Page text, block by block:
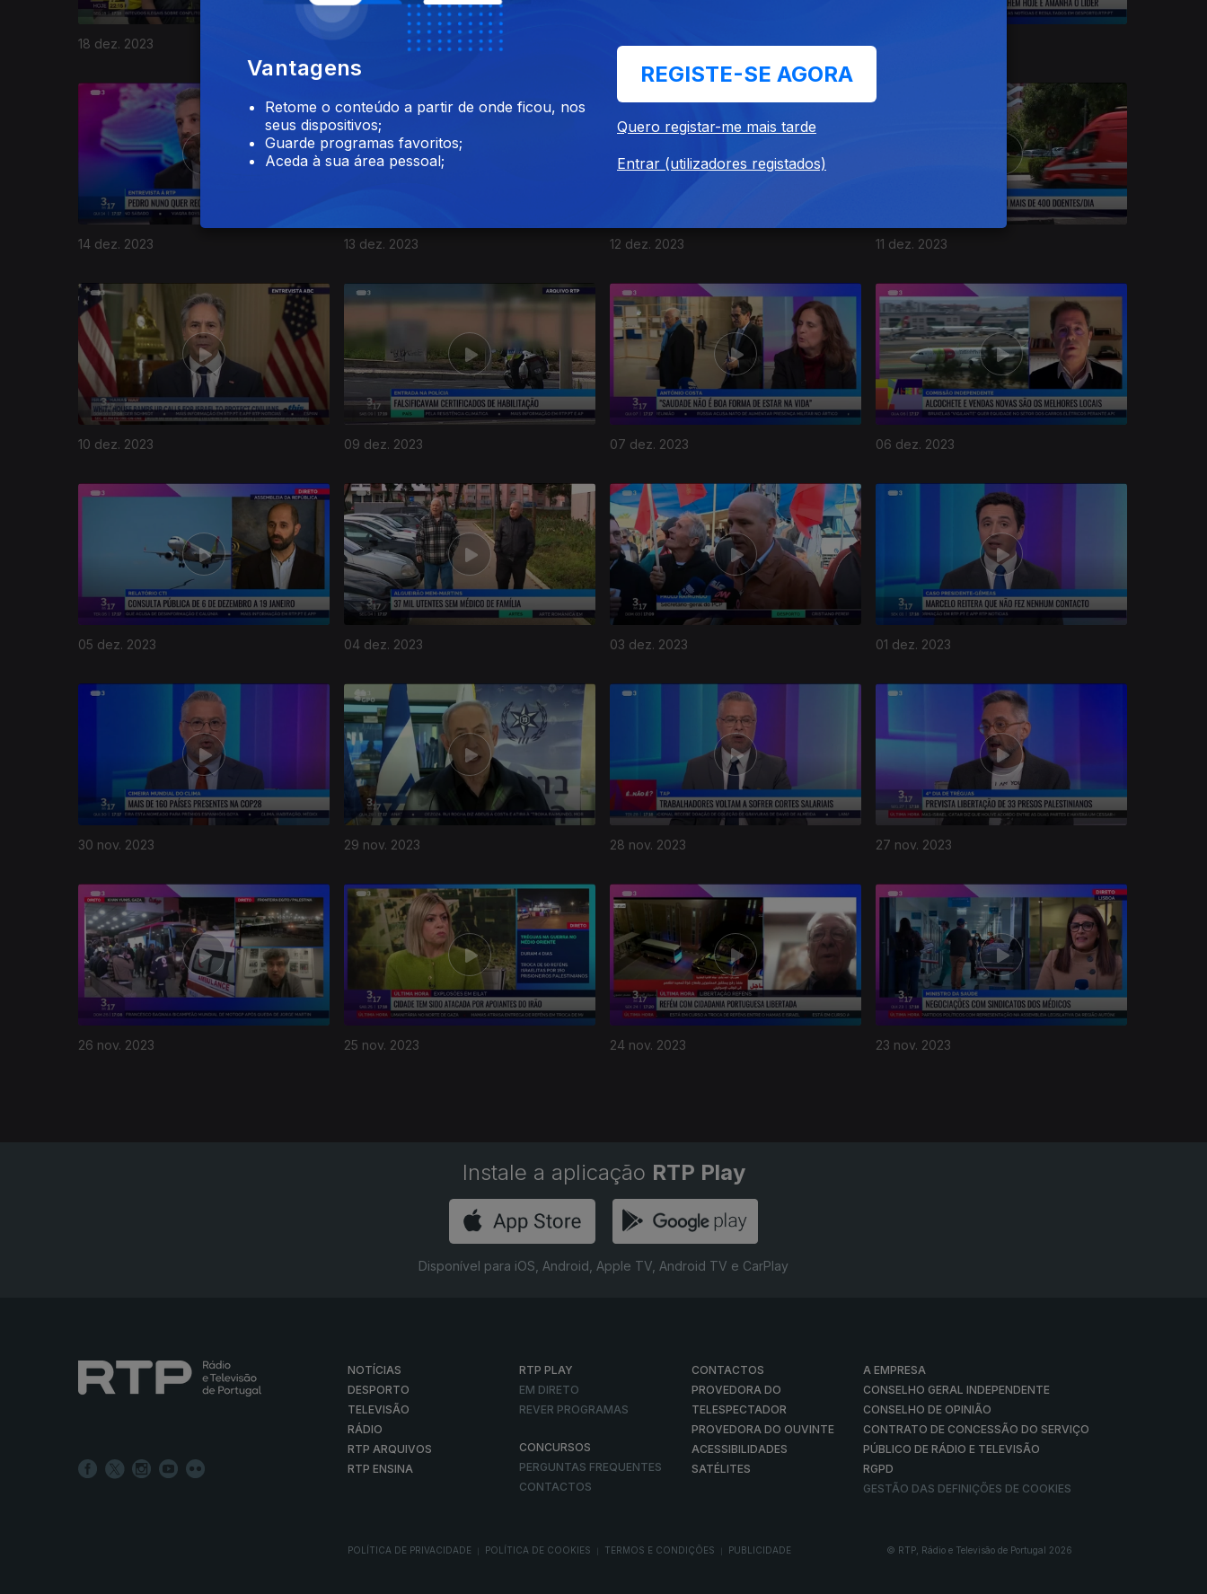
18 dez. 2023 17 dez. 2023 16 dez. 2023
14 dez. 2023 13 dez. 2023 12 dez. 2023 11 dez. 2023
10 dez. 2023 09 dez. 2023 07 dez. 2023 06 dez. 2023
733138
05 dez. 2023 04 dez. 2023 03 dez. 2023 01 dez. 2023
30 nov. 2023 29 nov. 2023 28 nov. 2023 27 nov. 2023
26 nov. 2023 25 nov. 2023 24 nov. 2023 23 nov. 2023
730449
Instale a aplicação RTP Play
Disponível para iOS, Android, Apple TV, Android TV e CarPlay
NOTÍCIAS
DESPORTO
TELEVISÃO
RÁDIO
RTP ARQUIVOS
RTP ENSINA
RTP PLAY
EM DIRETO
REVER PROGRAMAS
CONCURSOS
PERGUNTAS FREQUENTES
CONTACTOS
CONTACTOS
PROVEDORA DO
TELESPECTADOR
PROVEDORA DO OUVINTE
ACESSIBILIDADES
SATÉLITES
A EMPRESA
CONSELHO GERAL INDEPENDENTE
CONSELHO DE OPINIÃO
CONTRATO DE CONCESSÃO DO SERVIÇO
PÚBLICO DE RÁDIO E TELEVISÃO
RGPD
GESTÃO DAS DEFINIÇÕES DE COOKIES
POLÍTICA DE PRIVACIDADE POLÍTICA DE COOKIES TERMOS E CONDIÇÕES PUBLICIDADE © RTP, Rádio e Televisão de Portugal 2026
Vantagens
Retome o conteúdo a partir de onde ficou, nos
seus dispositivos;
Guarde programas favoritos;
Aceda à sua área pessoal;
REGISTE-SE AGORA
Quero registar-me mais tarde
Entrar (utilizadores registados)